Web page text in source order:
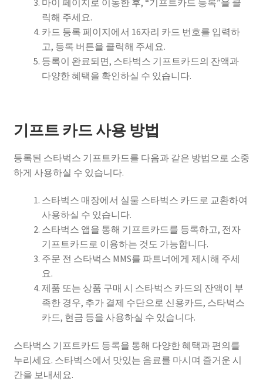
마이 페이지로 이동한 후, “기프트카드 등록”을 클
릭해 주세요.
카드 등록 페이지에서 16자리 카드 번호를 입력하
고, 등록 버튼을 클릭해 주세요.
등록이 완료되면, 스타벅스 기프트카드의 잔액과
다양한 혜택을 확인하실 수 있습니다.
기프트 카드 사용 방법
등록된 스타벅스 기프트카드를 다음과 같은 방법으로 소중
하게 사용하실 수 있습니다.
스타벅스 매장에서 실물 스타벅스 카드로 교환하여
사용하실 수 있습니다.
스타벅스 앱을 통해 기프트카드를 등록하고, 전자
기프트카드로 이용하는 것도 가능합니다.
주문 전 스타벅스 MMS를 파트너에게 제시해 주세
요.
제품 또는 상품 구매 시 스타벅스 카드의 잔액이 부
족한 경우, 추가 결제 수단으로 신용카드, 스타벅스
카드, 현금 등을 사용하실 수 있습니다.
스타벅스 기프트카드 등록을 통해 다양한 혜택과 편의를
누리세요. 스타벅스에서 맛있는 음료를 마시며 즐거운 시
간을 보내세요.